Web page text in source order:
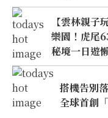
【雲林親
樂園！虎尾
秘境一日遊
搭機告別
全球首創